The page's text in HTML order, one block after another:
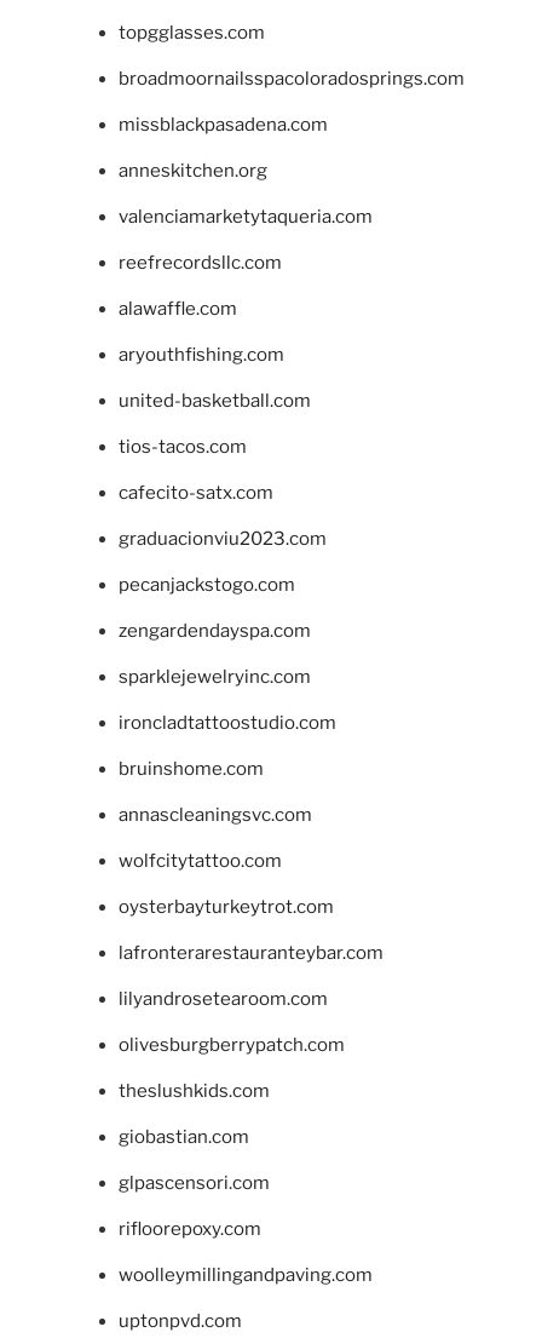
topgglasses.com
broadmoornailsspacoloradosprings.com
missblackpasadena.com
anneskitchen.org
valenciamarketytaqueria.com
reefrecordsllc.com
alawaffle.com
aryouthfishing.com
united-basketball.com
tios-tacos.com
cafecito-satx.com
graduacionviu2023.com
pecanjackstogo.com
zengardendayspa.com
sparklejewelryinc.com
ironcladtattoostudio.com
bruinshome.com
annascleaningsvc.com
wolfcitytattoo.com
oysterbayturkeytrot.com
lafronterarestauranteybar.com
lilyandrosetearoom.com
olivesburgberrypatch.com
theslushkids.com
giobastian.com
glpascensori.com
rifloorepoxy.com
woolleymillingandpaving.com
uptonpvd.com